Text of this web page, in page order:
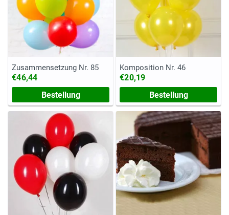
Zusammensetzung Nr. 85
€46,44
Bestellung
Komposition Nr. 46
€20,19
Bestellung